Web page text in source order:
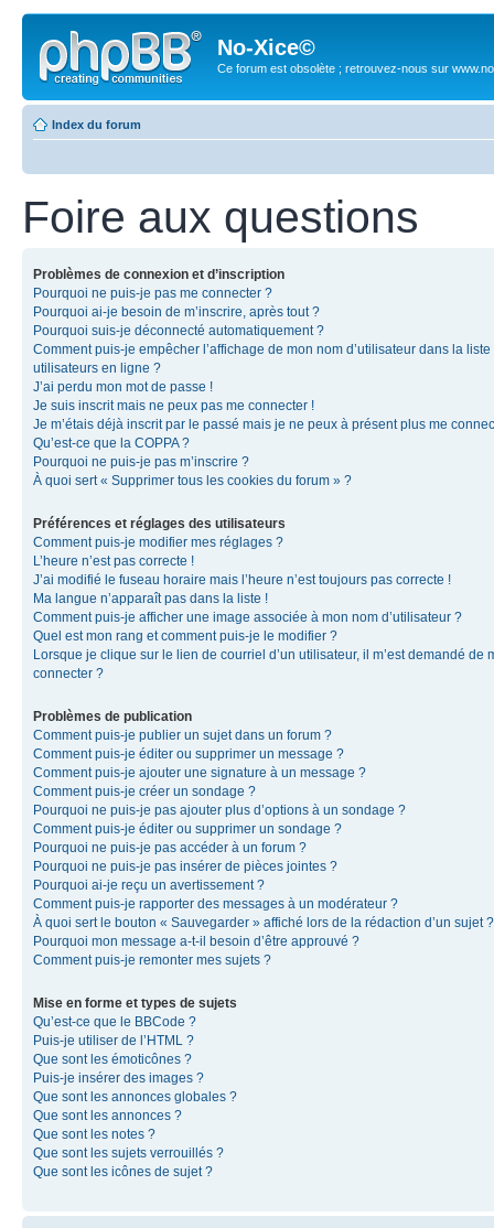
No-Xice©
Ce forum est obsolète ; retrouvez-nous sur
Index du forum
Foire aux questions
Problèmes de connexion et d’inscription
Pourquoi ne puis-je pas me connecter ?
Pourquoi ai-je besoin de m’inscrire, après tout ?
Pourquoi suis-je déconnecté automatiquement ?
Comment puis-je empêcher l’affichage de mon nom d’utilisateur dans la liste
utilisateurs en ligne ?
J’ai perdu mon mot de passe !
Je suis inscrit mais ne peux pas me connecter !
Je m’étais déjà inscrit par le passé mais je ne peux à présent plus me
Qu’est-ce que la COPPA ?
Pourquoi ne puis-je pas m’inscrire ?
À quoi sert « Supprimer tous les cookies du forum » ?
Préférences et réglages des utilisateurs
Comment puis-je modifier mes réglages ?
L’heure n’est pas correcte !
J’ai modifié le fuseau horaire mais l’heure n’est toujours pas correcte !
Ma langue n’apparaît pas dans la liste !
Comment puis-je afficher une image associée à mon nom d’utilisateur ?
Quel est mon rang et comment puis-je le modifier ?
Lorsque je clique sur le lien de courriel d’un utilisateur, il m’est demandé de
connecter ?
Problèmes de publication
Comment puis-je publier un sujet dans un forum ?
Comment puis-je éditer ou supprimer un message ?
Comment puis-je ajouter une signature à un message ?
Comment puis-je créer un sondage ?
Pourquoi ne puis-je pas ajouter plus d’options à un sondage ?
Comment puis-je éditer ou supprimer un sondage ?
Pourquoi ne puis-je pas accéder à un forum ?
Pourquoi ne puis-je pas insérer de pièces jointes ?
Pourquoi ai-je reçu un avertissement ?
Comment puis-je rapporter des messages à un modérateur ?
À quoi sert le bouton « Sauvegarder » affiché lors de la rédaction d’un sujet ?
Pourquoi mon message a-t-il besoin d’être approuvé ?
Comment puis-je remonter mes sujets ?
Mise en forme et types de sujets
Qu’est-ce que le BBCode ?
Puis-je utiliser de l’HTML ?
Que sont les émoticônes ?
Puis-je insérer des images ?
Que sont les annonces globales ?
Que sont les annonces ?
Que sont les notes ?
Que sont les sujets verrouillés ?
Que sont les icônes de sujet ?